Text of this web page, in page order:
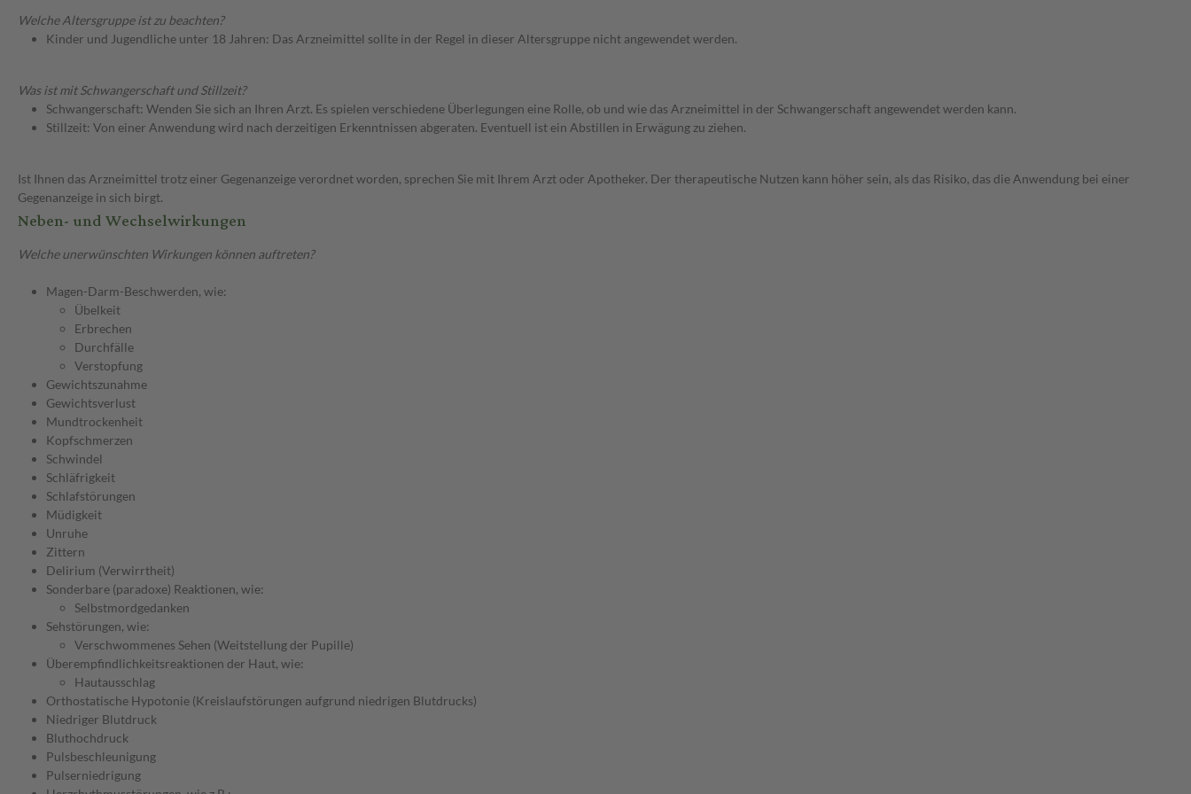
Welche Altersgruppe ist zu beachten?
Kinder und Jugendliche unter 18 Jahren: Das Arzneimittel sollte in der Regel in dieser Altersgruppe nicht angewendet werden.
Was ist mit Schwangerschaft und Stillzeit?
Schwangerschaft: Wenden Sie sich an Ihren Arzt. Es spielen verschiedene Überlegungen eine Rolle, ob und wie das Arzneimittel in der Schwangerschaft angewendet werden kann.
Stillzeit: Von einer Anwendung wird nach derzeitigen Erkenntnissen abgeraten. Eventuell ist ein Abstillen in Erwägung zu ziehen.
Ist Ihnen das Arzneimittel trotz einer Gegenanzeige verordnet worden, sprechen Sie mit Ihrem Arzt oder Apotheker. Der therapeutische Nutzen kann höher sein, als das Risiko, das die Anwendung bei einer
Gegenanzeige in sich birgt.
Neben- und Wechselwirkungen
Welche unerwünschten Wirkungen können auftreten?
Magen-Darm-Beschwerden, wie:
Übelkeit
Erbrechen
Durchfälle
Verstopfung
Gewichtszunahme
Gewichtsverlust
Mundtrockenheit
Kopfschmerzen
Schwindel
Schläfrigkeit
Schlafstörungen
Müdigkeit
Unruhe
Zittern
Delirium (Verwirrtheit)
Sonderbare (paradoxe) Reaktionen, wie:
Selbstmordgedanken
Sehstörungen, wie:
Verschwommenes Sehen (Weitstellung der Pupille)
Überempfindlichkeitsreaktionen der Haut, wie:
Hautausschlag
Orthostatische Hypotonie (Kreislaufstörungen aufgrund niedrigen Blutdrucks)
Niedriger Blutdruck
Bluthochdruck
Pulsbeschleunigung
Pulserniedrigung